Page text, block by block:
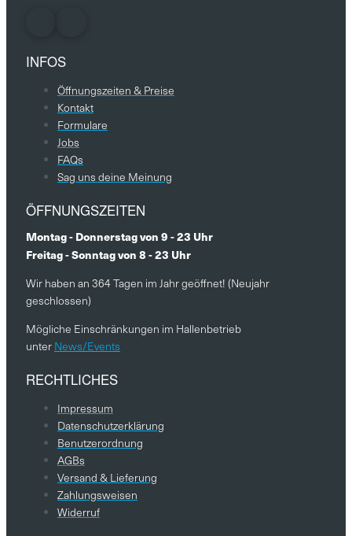
INFOS
Öffnungszeiten & Preise
Kontakt
Formulare
Jobs
FAQs
Sag uns deine Meinung
ÖFFNUNGSZEITEN
Montag - Donnerstag von 9 - 23 Uhr
Freitag - Sonntag von 8 - 23 Uhr
Wir haben an 364 Tagen im Jahr geöffnet! (Neujahr
geschlossen)
Mögliche Einschränkungen im Hallenbetrieb
unter News/Events
RECHTLICHES
Impressum
Datenschutzerklärung
Benutzerordnung
AGBs
Versand & Lieferung
Zahlungsweisen
Widerruf